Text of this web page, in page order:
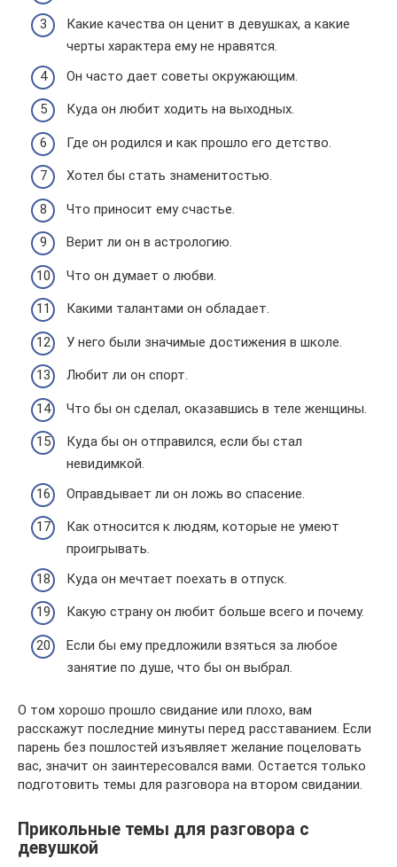
Какие качества он ценит в девушках, а какие
черты характера ему не нравятся.
Он часто дает советы окружающим.
Куда он любит ходить на выходных.
Где он родился и как прошло его детство.
Хотел бы стать знаменитостью.
Что приносит ему счастье.
Верит ли он в астрологию.
Что он думает о любви.
Какими талантами он обладает.
У него были значимые достижения в школе.
Любит ли он спорт.
Что бы он сделал, оказавшись в теле женщины.
Куда бы он отправился, если бы стал
невидимкой.
Оправдывает ли он ложь во спасение.
Как относится к людям, которые не умеют
проигрывать.
Куда он мечтает поехать в отпуск.
Какую страну он любит больше всего и почему.
Если бы ему предложили взяться за любое
занятие по душе, что бы он выбрал.
О том хорошо прошло свидание или плохо, вам
расскажут последние минуты перед расставанием. Если
парень без пошлостей изъявляет желание поцеловать
вас, значит он заинтересовался вами. Остается только
подготовить темы для разговора на втором свидании.
Прикольные темы для разговора с
девушкой